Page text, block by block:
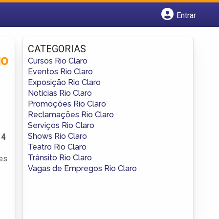
Entrar
Fazer login
Criar conta
CATEGORIAS
Cursos Rio Claro
Eventos Rio Claro
Exposição Rio Claro
Notícias Rio Claro
Promoções Rio Claro
Reclamações Rio Claro
Serviços Rio Claro
Shows Rio Claro
Teatro Rio Claro
Trânsito Rio Claro
Vagas de Empregos Rio Claro